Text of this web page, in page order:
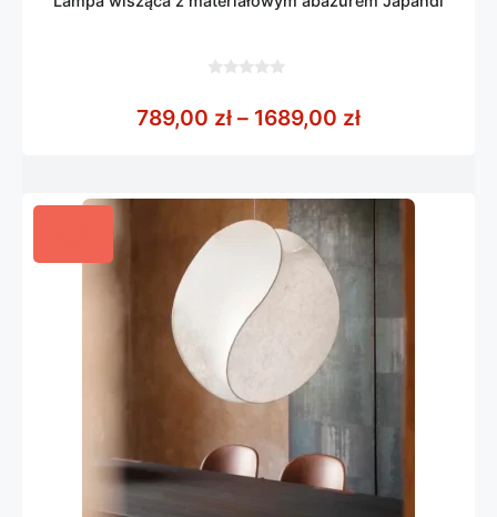
5
789,00 zł – 1689,00 złZakres cen: